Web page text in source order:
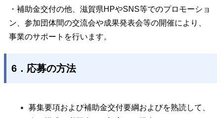
・補助金交付の他、滋賀県HPやSNS等でのプロモーショ
ン、参加団体間の交流会や成果発表会等の開催により、
事業のサポートを行います。
6．応募の方法
募集要項および補助金交付要綱およびを熟読して、